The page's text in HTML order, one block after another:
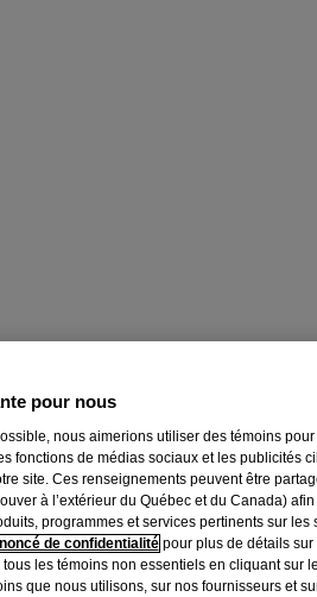
pour nous
nous aimerions utiliser des témoins
fonctions de médias sociaux et les publicités
site. Ces renseignements peuvent être
à l’extérieur du Québec et du Canada)
programmes et services pertinents sur les
de confidentialitépour plus de détails sur
les témoins non essentiels en cliquant sur
que nous utilisons, sur nos fournisseurs et